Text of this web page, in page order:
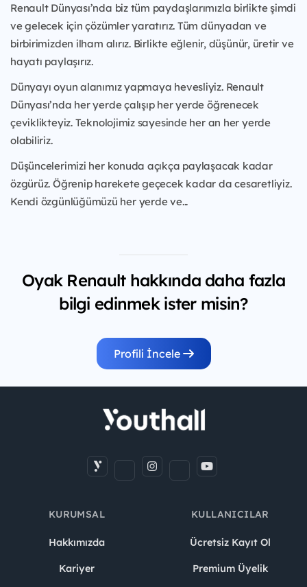
Renault Dünyası’nda biz tüm paydaşlarımızla birlikte şimdi
ve gelecek için çözümler yaratırız. Tüm dünyadan ve
birbirimizden ilham alırız. Birlikte eğlenir, düşünür, üretir ve
hayatı paylaşırız.
Dünyayı oyun alanımız yapmaya hevesliyiz. Renault
Dünyası’nda her yerde çalışıp her yerde öğrenecek
çeviklikteyiz. Teknolojimiz sayesinde her an her yerde
olabiliriz.
Düşüncelerimizi her konuda açıkça paylaşacak kadar
özgürüz. Öğrenip harekete geçecek kadar da cesaretliyiz.
Kendi özgünlüğümüzü her yerde ve...
Oyak Renault hakkında daha fazla
bilgi edinmek ister misin?
Profili İncele
KURUMSAL
Hakkımızda
Kariyer
KULLANICILAR
Ücretsiz Kayıt Ol
Premium Üyelik